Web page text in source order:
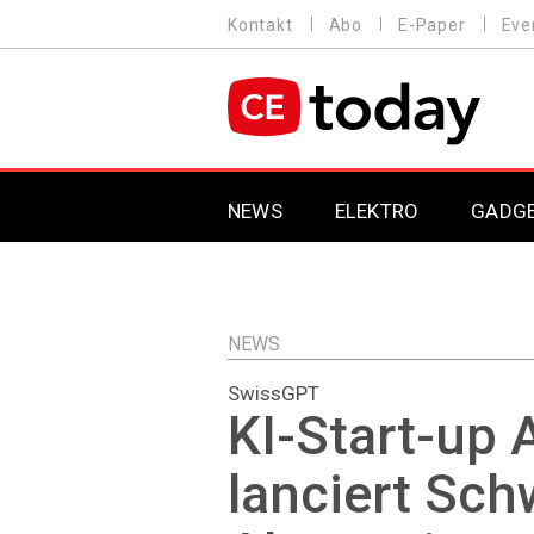
zum
MENU
Kontakt Abo E-Paper
MAIN NAVIGATION
NEWS ELEKTRO
NEWS
SwissGPT
KI-Start-up
lanciert